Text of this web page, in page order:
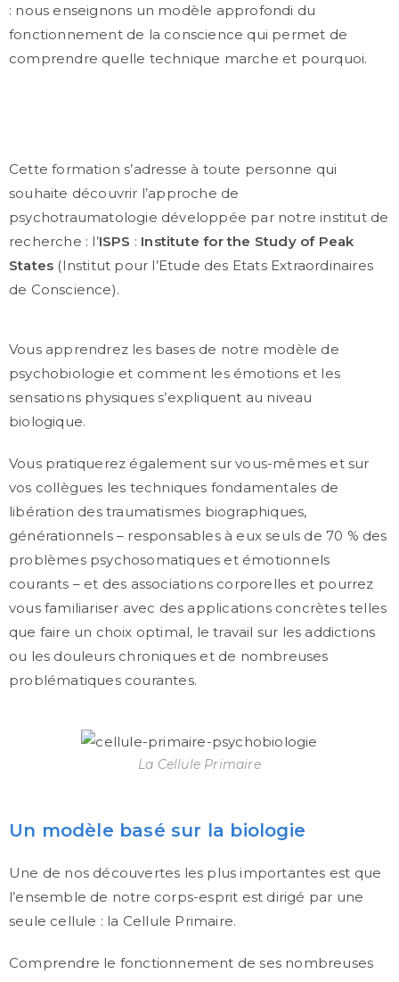
: nous enseignons un modèle approfondi du
fonctionnement de la conscience qui permet de
comprendre quelle technique marche et pourquoi.
Cette formation s’adresse à toute personne qui
souhaite découvrir l’approche de
psychotraumatologie développée par notre institut de
recherche : l’ISPS : Institute for the Study of Peak
States (Institut pour l’Etude des Etats Extraordinaires
de Conscience).
Vous apprendrez les bases de notre modèle de
psychobiologie et comment les émotions et les
sensations physiques s’expliquent au niveau
biologique.
Vous pratiquerez également sur vous-mêmes et sur
vos collègues les techniques fondamentales de
libération des traumatismes biographiques,
générationnels – responsables à eux seuls de 70 % des
problèmes psychosomatiques et émotionnels
courants – et des associations corporelles et pourrez
vous familiariser avec des applications concrètes telles
que faire un choix optimal, le travail sur les addictions
ou les douleurs chroniques et de nombreuses
problématiques courantes.
La Cellule Primaire
Un modèle basé sur la biologie
Une de nos découvertes les plus importantes est que
l’ensemble de notre corps-esprit est dirigé par une
seule cellule : la Cellule Primaire.
Comprendre le fonctionnement de ses nombreuses